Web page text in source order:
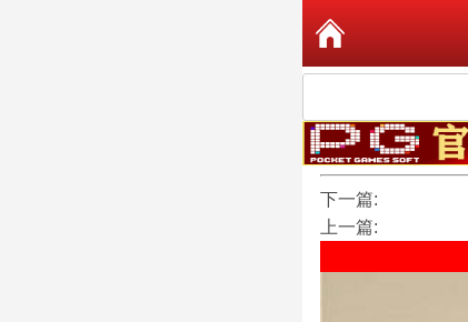
下一篇:
上一篇: